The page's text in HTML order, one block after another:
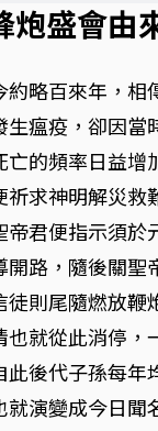
炮盛會由
約略百來年，相
生瘟疫，卻因當
亡的頻率日益增
祈求神明解災救
帝君便指示須於
開路，隨後關聖
徒則尾隨燃放鞭
也就從此消停，
此後代子孫每年
就演變成今日聞